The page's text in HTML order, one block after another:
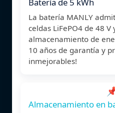
La batería MANLY
celdas LiFePO4 de 48 V
almacenamiento de
10 años de garantía y
inmejorables!
Almacenamiento en